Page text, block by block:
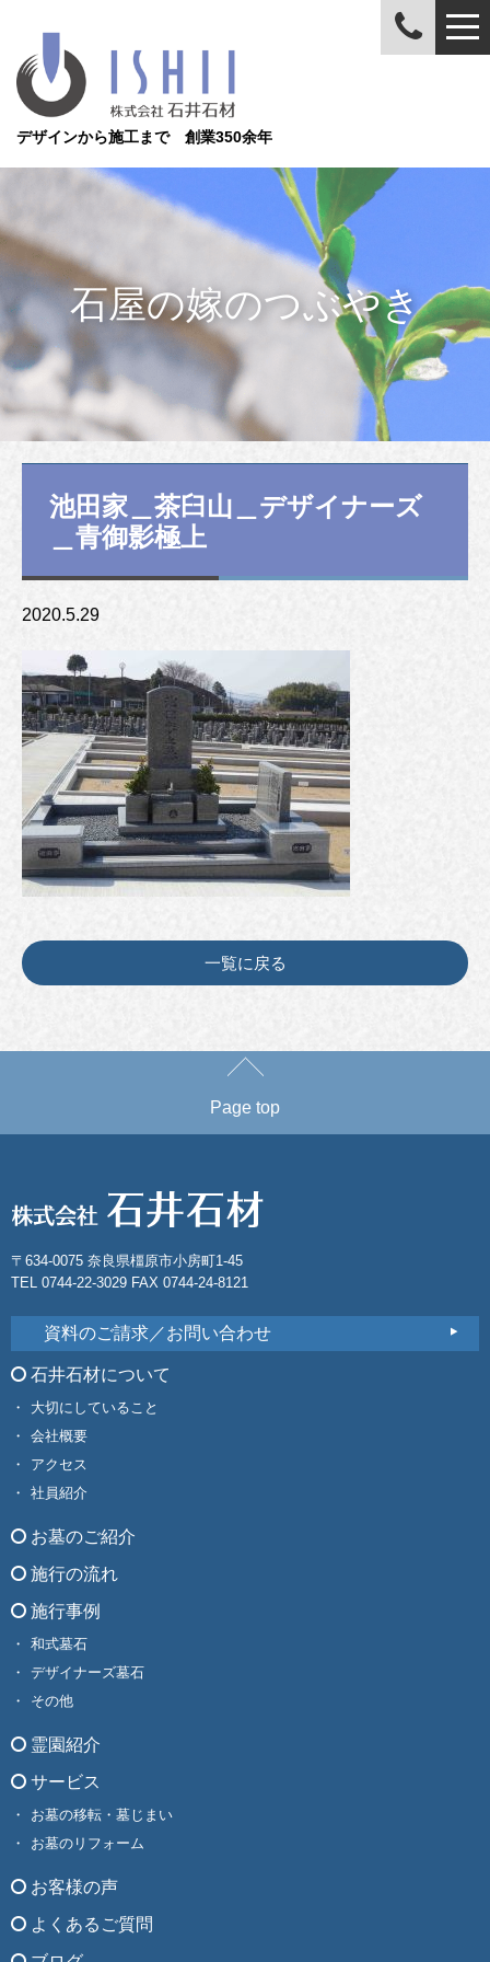
デザインから施工まで 創業350余年
石屋の嫁のつぶやき
池田家＿茶臼山＿デザイナーズ
＿青御影極上
2020.5.29
一覧に戻る
Page top
〒634-0075 奈良県橿原市小房町1-45
TEL 0744-22-3029 FAX 0744-24-8121
資料のご請求／お問い合わせ
石井石材について
大切にしていること
会社概要
アクセス
社員紹介
お墓のご紹介
施行の流れ
施行事例
和式墓石
デザイナーズ墓石
その他
霊園紹介
サービス
お墓の移転・墓じまい
お墓のリフォーム
お客様の声
よくあるご質問